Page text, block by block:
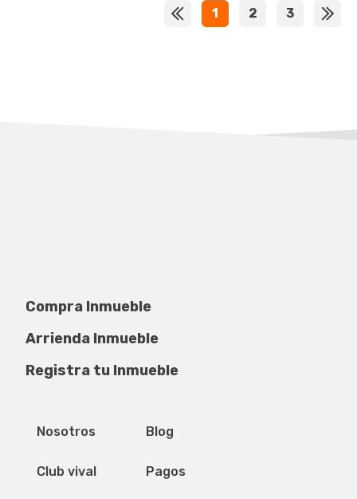
< 1 2 3 >
Compra Inmueble
Arrienda Inmueble
Registra tu Inmueble
Nosotros
Club vival
Blog
Pagos